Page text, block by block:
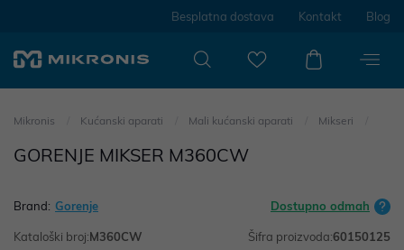
Besplatna dostava Kontakt Blog
Mikronis Kućanski aparati Mali kućanski aparati Mikseri
GORENJE MIKSER M360CW
Brand: Gorenje Dostupno odmah
Kataloški broj:M360CW Šifra proizvoda:60150125